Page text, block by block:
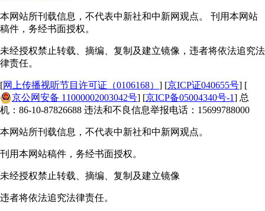
本网站所刊载信息，不代表中新社和中新网观点。 刊用本网站
稿件，务经书面授权。
未经授权禁止转载、摘编、复制及建立镜像，违者将依法追究法
律责任。
[网上传播视听节目许可证（0106168） ] [京ICP证040655号] [
京公网安备 11000002003042号] [京ICP备05004340号-1] 总
机：86-10-87826688 违法和不良信息举报电话：15699788000
本网站所刊载信息，不代表中新社和中新网观点。
刊用本网站稿件，务经书面授权。
未经授权禁止转载、摘编、复制及建立镜像
违者将依法追究法律责任。